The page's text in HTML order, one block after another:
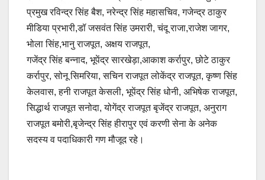
प्रमुख रविन्द्र सिंह बैश, नरेन्द्र सिंह महासचिव, गजेन्द्र ठाकुर
मीडिया प्रभारी,डॉ जसवंत सिंह उमरारी, चंदू राजा,राजेश जागर,
भोला सिंह,भानु राजपूत, अक्षय राजपूत,
गजेंद्र सिंह बन्नाद, भूपेंद्र सारखेड़ा,आकाश कर्रापुर, छोटे ठाकुर
कर्रापुर, सोनू सिमरिया, सचिन राजपूत लोकेंद्र राजपूत, कृष्ण सिंह
केलवास, हनी राजपूत केसली, भूपेंद्र सिंह धोनी, अभिषेक राजपूत,
सिद्धार्थ राजपूत सनोदा, योगेंद्र राजपूत बृजेंद्र राजपूत, अनुराग
राजपूत बमोरी,बृजेन्द्र सिंह हीरापुर एवं करणी सेना के अनेक
सदस्य व पदाधिकारी गण मौजूद रहे।